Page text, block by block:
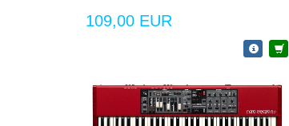
109,00 EUR